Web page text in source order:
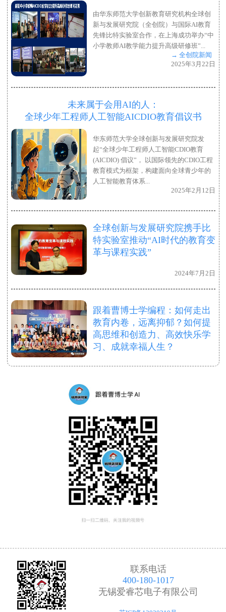
由华东师范大学创新教育研究机构全球创
新与发展研究院（全创院）与国际AI教育
先锋比特实验室合作，在上海成功举办“中
小学教师AI教学能力提升高级研修班”...
→ 全创院新闻
2025年3月22日
未来属于会用AI的人：
全球少年工程师人工智能AICDIO教育倡议书
华东师范大学全球创新与发展研究院发
起“全球少年工程师人工智能CDIO教育
(AICDIO) 倡议”， 以国际领先的CDIO工程
教育模式为框架，构建面向全球青少年的
人工智能教育体系...
2025年2月12日
全球创新与发展研究院携手比
特实验室推动“AI时代的教育变
革与课程实践”
2024年7月2日
跟着曹博士学编程：如何走出
教育内卷，远离抑郁？如何提
高思维和创造力、高效快乐学
习、成就幸福人生？
联系电话
400-180-1017
无锡爱睿芯电子有限公司